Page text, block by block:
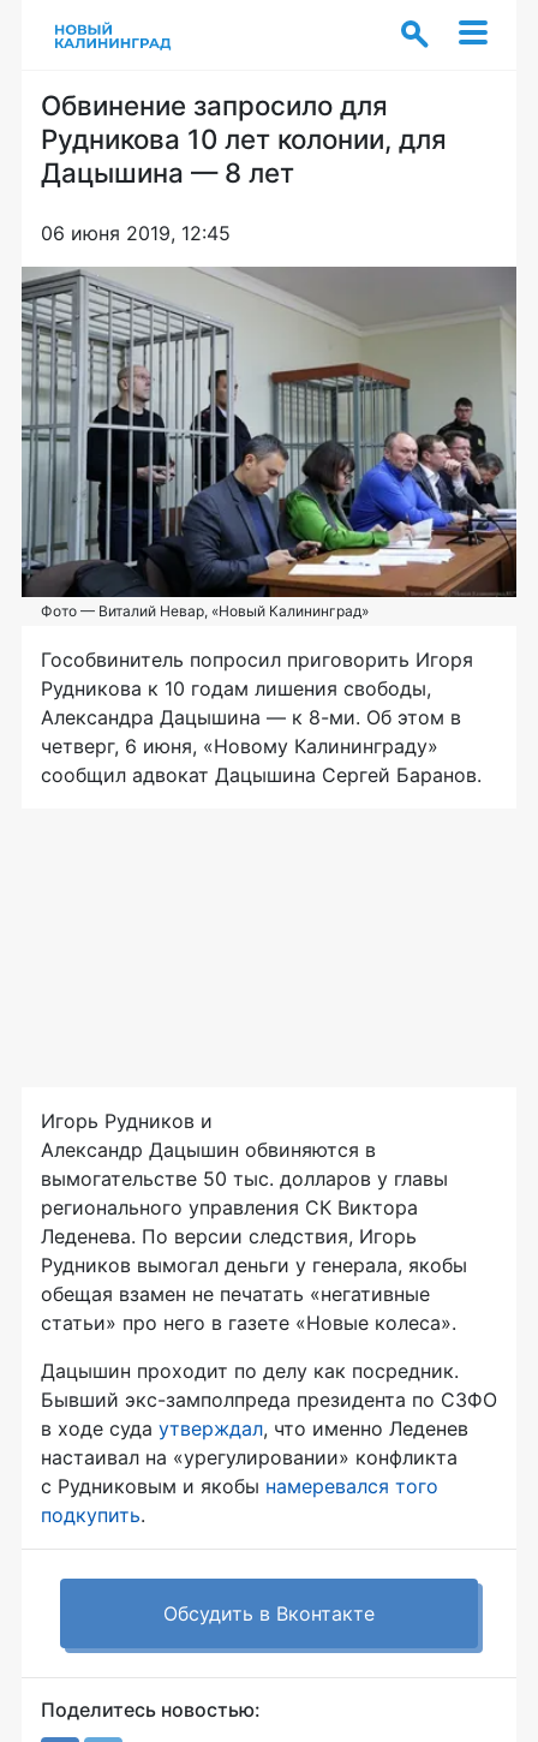
Обвинение запросило для
Рудникова 10 лет колонии, для
Дацышина — 8 лет
06 июня 2019, 12:45
Фото — Виталий Невар, «Новый Калининград»
Гособвинитель попросил приговорить Игоря
Рудникова к 10 годам лишения свободы,
Александра Дацышина — к 8-ми. Об этом в
четверг, 6 июня, «Новому Калининграду»
сообщил адвокат Дацышина Сергей Баранов.
Игорь Рудников и
Александр Дацышин обвиняются в
вымогательстве 50 тыс. долларов у главы
регионального управления СК Виктора
Леденева. По версии следствия, Игорь
Рудников вымогал деньги у генерала, якобы
обещая взамен не печатать «негативные
статьи» про него в газете «Новые колеса».
Дацышин проходит по делу как посредник.
Бывший экс-замполпреда президента по СЗФО
в ходе суда утверждал, что именно Леденев
настаивал на «урегулировании» конфликта
с Рудниковым и якобы намеревался того
подкупить.
Обсудить в Вконтакте
Поделитесь новостью: